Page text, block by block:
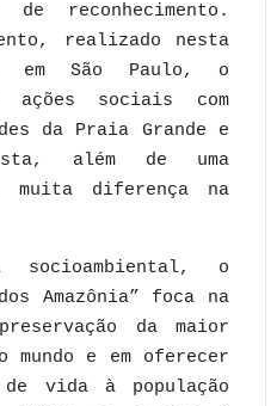
reconhecimento.
realizado nesta
em São Paulo, o
sociais com
da Praia Grande e
além de uma
diferença na
socioambiental, o
Amazônia” foca na
da maior
e em oferecer
de vida à população